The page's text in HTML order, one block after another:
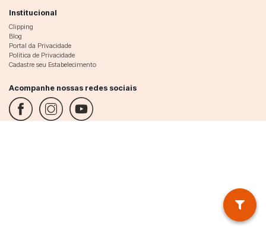
Institucional
Clipping
Blog
Portal da Privacidade
Política de Privacidade
Cadastre seu Estabelecimento
Acompanhe nossas redes sociais